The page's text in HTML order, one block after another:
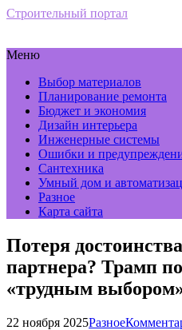
Строительный портал
Меню
Выбор материалов
Планирование ремонта
Бюджет и экономия
Дизайн интерьера
Инженерные системы
Ошибки и
Сантехника
Умный дом и
Разное
Карта сайта
Потеря
партнера? Трамп
«трудным
22 ноября 2025Разное